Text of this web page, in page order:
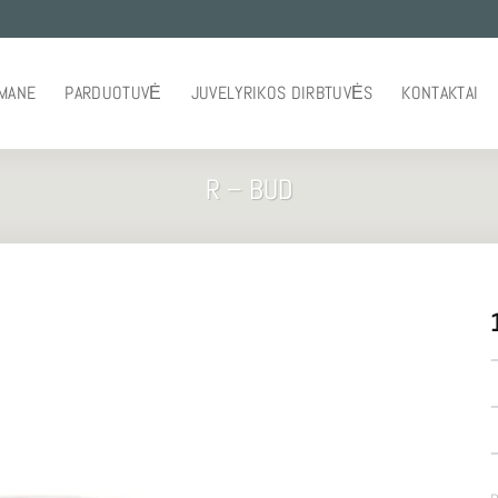
PARDUOTUVĖ JUVELYRIKOS DIRBTUVĖS KONTAKTAI
R – BUD